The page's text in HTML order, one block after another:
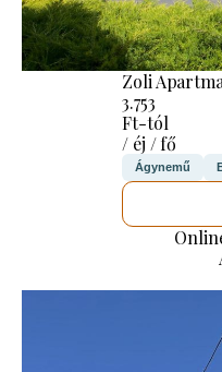
Zoli
3.753
Ft-tól
/ éj / fő
Ágynemű